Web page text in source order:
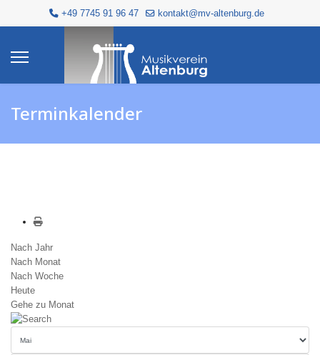
+49 7745 91 96 47 kontakt@mv-altenburg.de
Terminkalender
Nach Jahr
Nach Monat
Nach Woche
Heute
Gehe zu Monat